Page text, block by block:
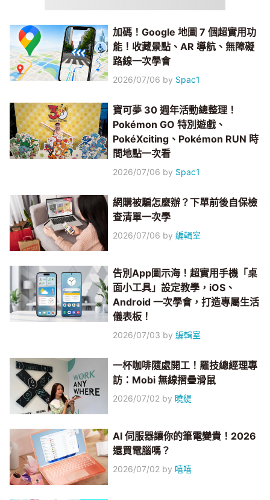
加碼！Google 地圖 7 個超實用功
能！收藏景點、AR 導航、無障礙
路線一次學會
2026/07/06 by Spac1
寶可夢 30 週年活動總整理！
Pokémon GO 特別遊戲、
PokéXciting、Pokémon RUN 時
間地點一次看
2026/07/06 by Spac1
網購被騙怎麼辦？下單前後自保檢
查清單一次學
2026/07/06 by編輯室
告別App圖示海！超實用手機「桌
面小工具」設定教學，iOS、
Android 一次學會，打造專屬生活
儀表板！
2026/07/03 by編輯室
一杯咖啡隨處開工！羅技總經理專
訪：Mobi 無線摺疊滑鼠
2026/07/02 by 曉緹
AI 伺服器讓你的筆電變貴！2026
還買電腦嗎？
2026/07/02 by 嘻嘻